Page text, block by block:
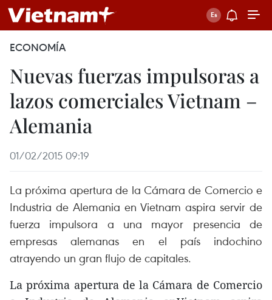
ECONOMÍA
Nuevas fuerzas impulsoras a
lazos comerciales Vietnam –
Alemania
01/02/2015 09:19
La próxima apertura de la Cámara de Comercio e
Industria de Alemania en Vietnam aspira servir de
fuerza impulsora a una mayor presencia de
empresas alemanas en el país indochino
atrayendo un gran flujo de capitales.
La próxima apertura de la Cámara de Comercio